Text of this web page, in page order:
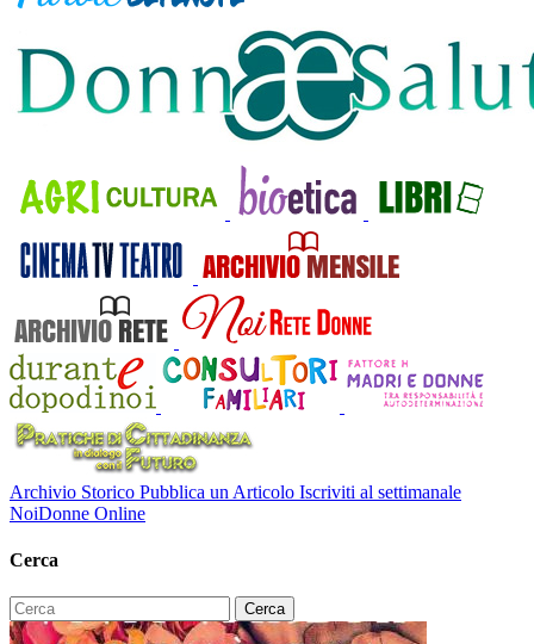
Archivio Storico Pubblica un Articolo Iscriviti al settimanale
NoiDonne Online
Cerca